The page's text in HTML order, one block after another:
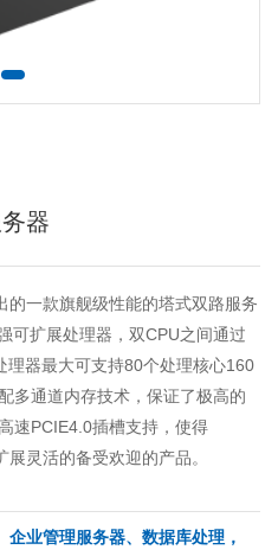
器
的一款旗舰级性能的塔式双路服务
可扩展处理器，双CPU之间通过
理器最大可支持80个处理核心160
多通道内存技术，保证了极高的
速PCIE4.0插槽支持，使得
灵活的备受欢迎的产品。
业管理服务器、数据库处理，